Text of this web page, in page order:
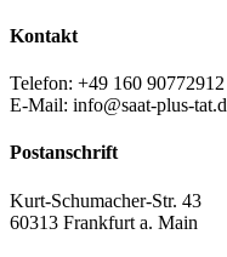
Kontakt
Telefon: +49 160 90772912
E-Mail: info@saat-plus-
Postanschrift
Kurt-Schumacher-Str. 43
60313 Frankfurt a. Main